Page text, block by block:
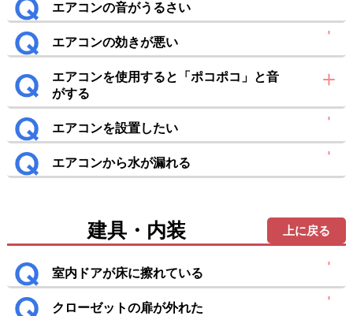
エアコンの音がうるさい
エアコンの効きが悪い
エアコンを使用すると「ポコポコ」と音
がする
エアコンを設置したい
エアコンから水が漏れる
建具・内装 上に戻る
室内ドアが床に擦れている
クローゼットの扉が外れた